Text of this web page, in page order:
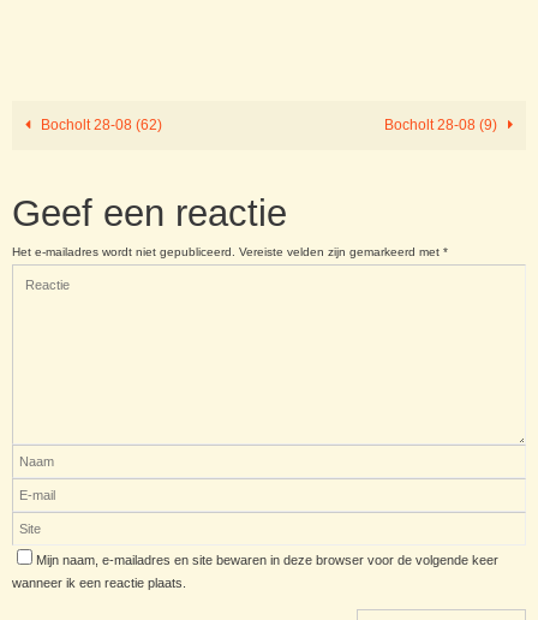
Bocholt 28-08 (62) Bocholt 28-08 (9)
Geef een reactie
Het e-mailadres wordt niet gepubliceerd. Vereiste velden zijn gemarkeerd met *
Mijn naam, e-mailadres en site bewaren in deze browser voor de volgende keer
wanneer ik een reactie plaats.